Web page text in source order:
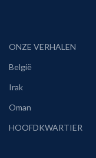
ONZE VERHALEN
België
Irak
Oman
HOOFDKWARTIER